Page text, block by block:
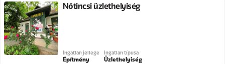
Nőtincsi üzlethelyiség
Ingatlan jellege
Építmény
Ingatlan típusa
Üzlethelyiség